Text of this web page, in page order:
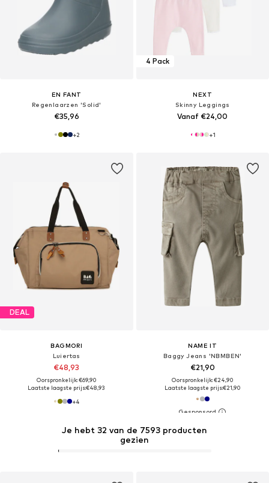
EN FANT
Regenlaarzen 'Solid'
€35,96
+2
4 Pack
NEXT
Skinny Leggings
Vanaf €24,00
+1
DEAL
BAGMORI
Luiertas
€48,93
Oorspronkelijk: €69,90
Laatste laagste prijs:€48,93
+4
NAME IT
Baggy Jeans 'NBMBEN'
€21,90
Oorspronkelijk: €24,90
Laatste laagste prijs:€21,90
Je hebt 32 van de 7593 producten
gezien